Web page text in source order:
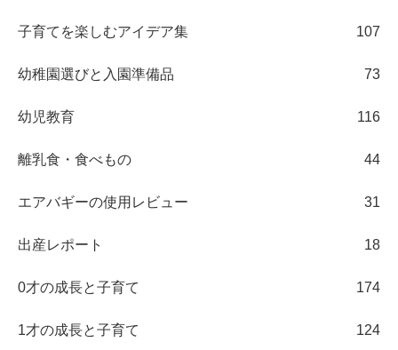
子育てを楽しむアイデア集 107
幼稚園選びと入園準備品 73
幼児教育 116
離乳食・食べもの 44
エアバギーの使用レビュー 31
出産レポート 18
0才の成長と子育て 174
1才の成長と子育て 124